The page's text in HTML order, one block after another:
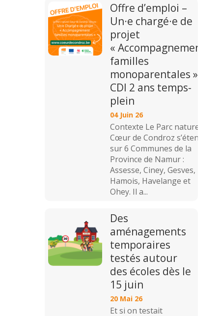
Offre d’emploi –
Un·e chargé·e de
projet
« Accompagnement
familles
monoparentales »
CDI 2 ans temps-
plein
04 Juin 26
Contexte Le Parc naturel
Cœur de Condroz s’étend
sur 6 Communes de la
Province de Namur :
Assesse, Ciney, Gesves,
Hamois, Havelange et
Ohey. Il a...
Des
aménagements
temporaires
testés autour
des écoles dès le
15 juin
20 Mai 26
Et si on testait